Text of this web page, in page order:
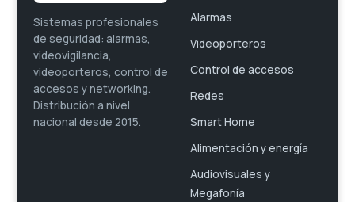
Sistemas profesionales
de seguridad: alarmas,
videovigilancia,
videoporteros, control de
accesos y networking.
Distribución a nivel
nacional desde 2015.
Alarmas
Videoporteros
Control de accesos
Redes
Smart Home
Alimentación y energía
Audiovisuales y
Megafonía